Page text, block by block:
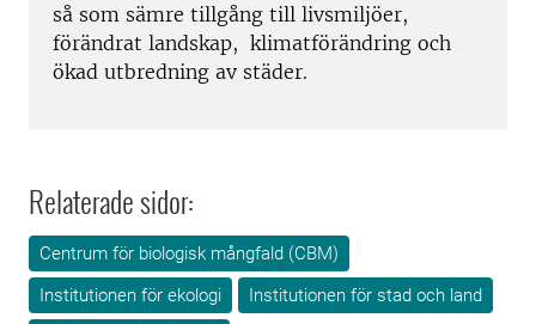
så som sämre tillgång till livsmiljöer,
förändrat landskap, klimatförändring och
ökad utbredning av städer.
Relaterade sidor:
Centrum för biologisk mångfald (CBM)
Institutionen för ekologi
Institutionen för stad och land